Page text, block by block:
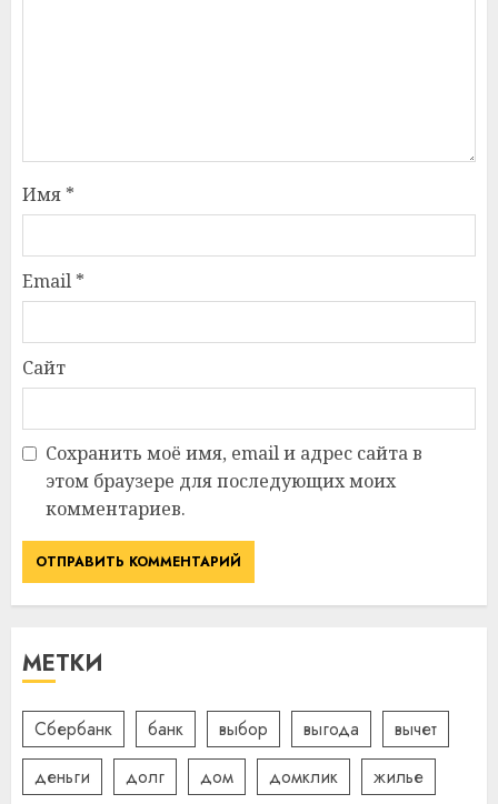
Имя *
Email *
Сайт
Сохранить моё имя, email и адрес сайта в
этом браузере для последующих моих
комментариев.
МЕТКИ
Сбербанк банк выбор выгода
вычет
деньги
долг дом домклик жилье